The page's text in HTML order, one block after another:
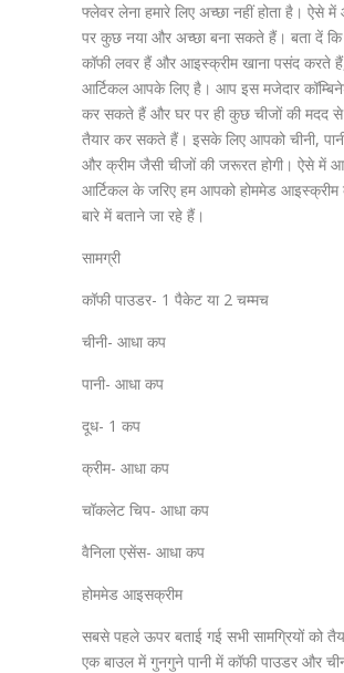
फ्लेवर लेना हमारे लिए अच्छा नहीं होता है। ऐसे
पर कुछ नया और अच्छा बना सकते हैं। बता दें
कॉफी लवर हैं और आइस्क्रीम खाना पसंद करते
आर्टिकल आपके लिए है। आप इस मजेदार
कर सकते हैं और घर पर ही कुछ चीजों की मदद
तैयार कर सकते हैं। इसके लिए आपको चीनी,
और क्रीम जैसी चीजों की जरूरत होगी। ऐसे में
आर्टिकल के जरिए हम आपको होममेड आइस्क्रीम
बारे में बताने जा रहे हैं।
सामग्री
कॉफी पाउडर- 1 पैकेट या 2 चम्मच
चीनी- आधा कप
पानी- आधा कप
दूध- 1 कप
क्रीम- आधा कप
चॉकलेट चिप- आधा कप
वैनिला एसेंस- आधा कप
होममेड आइसक्रीम
सबसे पहले ऊपर बताई गई सभी सामग्रियों को
एक बाउल में गुनगुने पानी में कॉफी पाउडर और